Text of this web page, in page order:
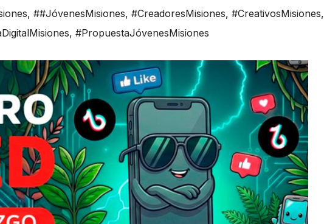
, ##JóvenesMisiones, #CreadoresMisiones, #CreativosMisiones,
, #PropuestaJóvenesMisiones